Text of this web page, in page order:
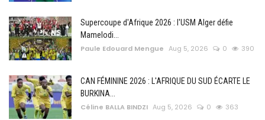
Supercoupe d'Afrique 2026 : l'USM Alger défie
Mamelodi...
Paule Edouard Mengue Aug 5, 2026 0 390
CAN FÉMININE 2026 : L'AFRIQUE DU SUD ÉCARTE LE
BURKINA...
Céline BALLA BINDZI Aug 5, 2026 0 363